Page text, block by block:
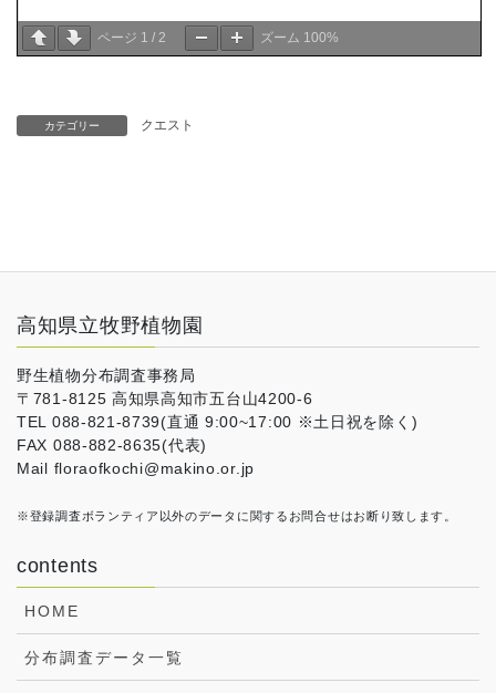
ページ 1 / 2 ズーム 100%
カテゴリー クエスト
高知県立牧野植物園
野生植物分布調査事務局
〒781-8125 高知県高知市五台山4200-6
TEL 088-821-8739(直通 9:00~17:00 ※土日祝を除く)
FAX 088-882-8635(代表)
Mail floraofkochi@makino.or.jp
※登録調査ボランティア以外のデータに関するお問合せはお断り致します。
contents
HOME
分布調査データ一覧